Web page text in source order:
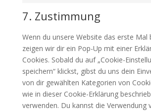
7. Zustimmung
Wenn du unsere Website das erste Mal
zeigen wir dir ein Pop-Up mit einer
Cookies. Sobald du auf „Cookie-
speichern“ klickst, gibst du uns dein
von dir gewählten Kategorien von
wie in dieser Cookie-Erklärung
verwenden. Du kannst die Verwendung